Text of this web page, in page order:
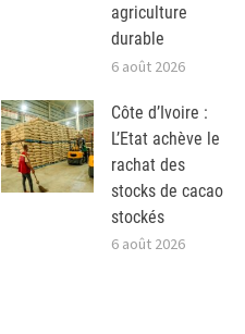
agriculture
durable
6 août 2026
Côte d’Ivoire :
L’Etat achève le
rachat des
stocks de cacao
stockés
6 août 2026